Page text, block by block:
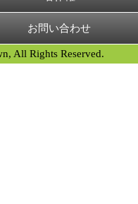
お問い合わせ
All Rights Reserved.